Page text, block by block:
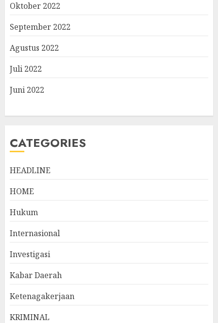
Oktober 2022
September 2022
Agustus 2022
Juli 2022
Juni 2022
CATEGORIES
HEADLINE
HOME
Hukum
Internasional
Investigasi
Kabar Daerah
Ketenagakerjaan
KRIMINAL